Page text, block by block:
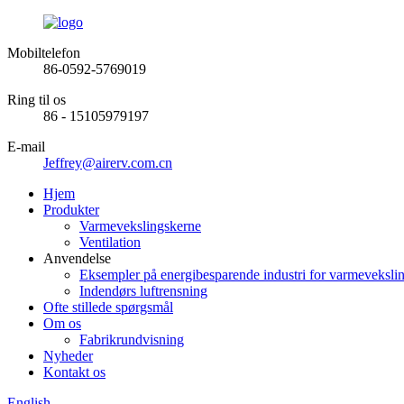
Mobiltelefon
86-0592-5769019
Ring til os
86 - 15105979197
E-mail
Jeffrey@airerv.com.cn
Hjem
Produkter
Varmevekslingskerne
Ventilation
Anvendelse
Eksempler på energibesparende industri for
Indendørs luftrensning
Ofte stillede spørgsmål
Om os
Fabrikrundvisning
Nyheder
Kontakt os